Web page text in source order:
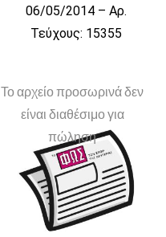
06/05/2014 – Αρ.
Τεύχους: 15355
Το αρχείο προσωρινά δεν
είναι διαθέσιμο για
πώληση